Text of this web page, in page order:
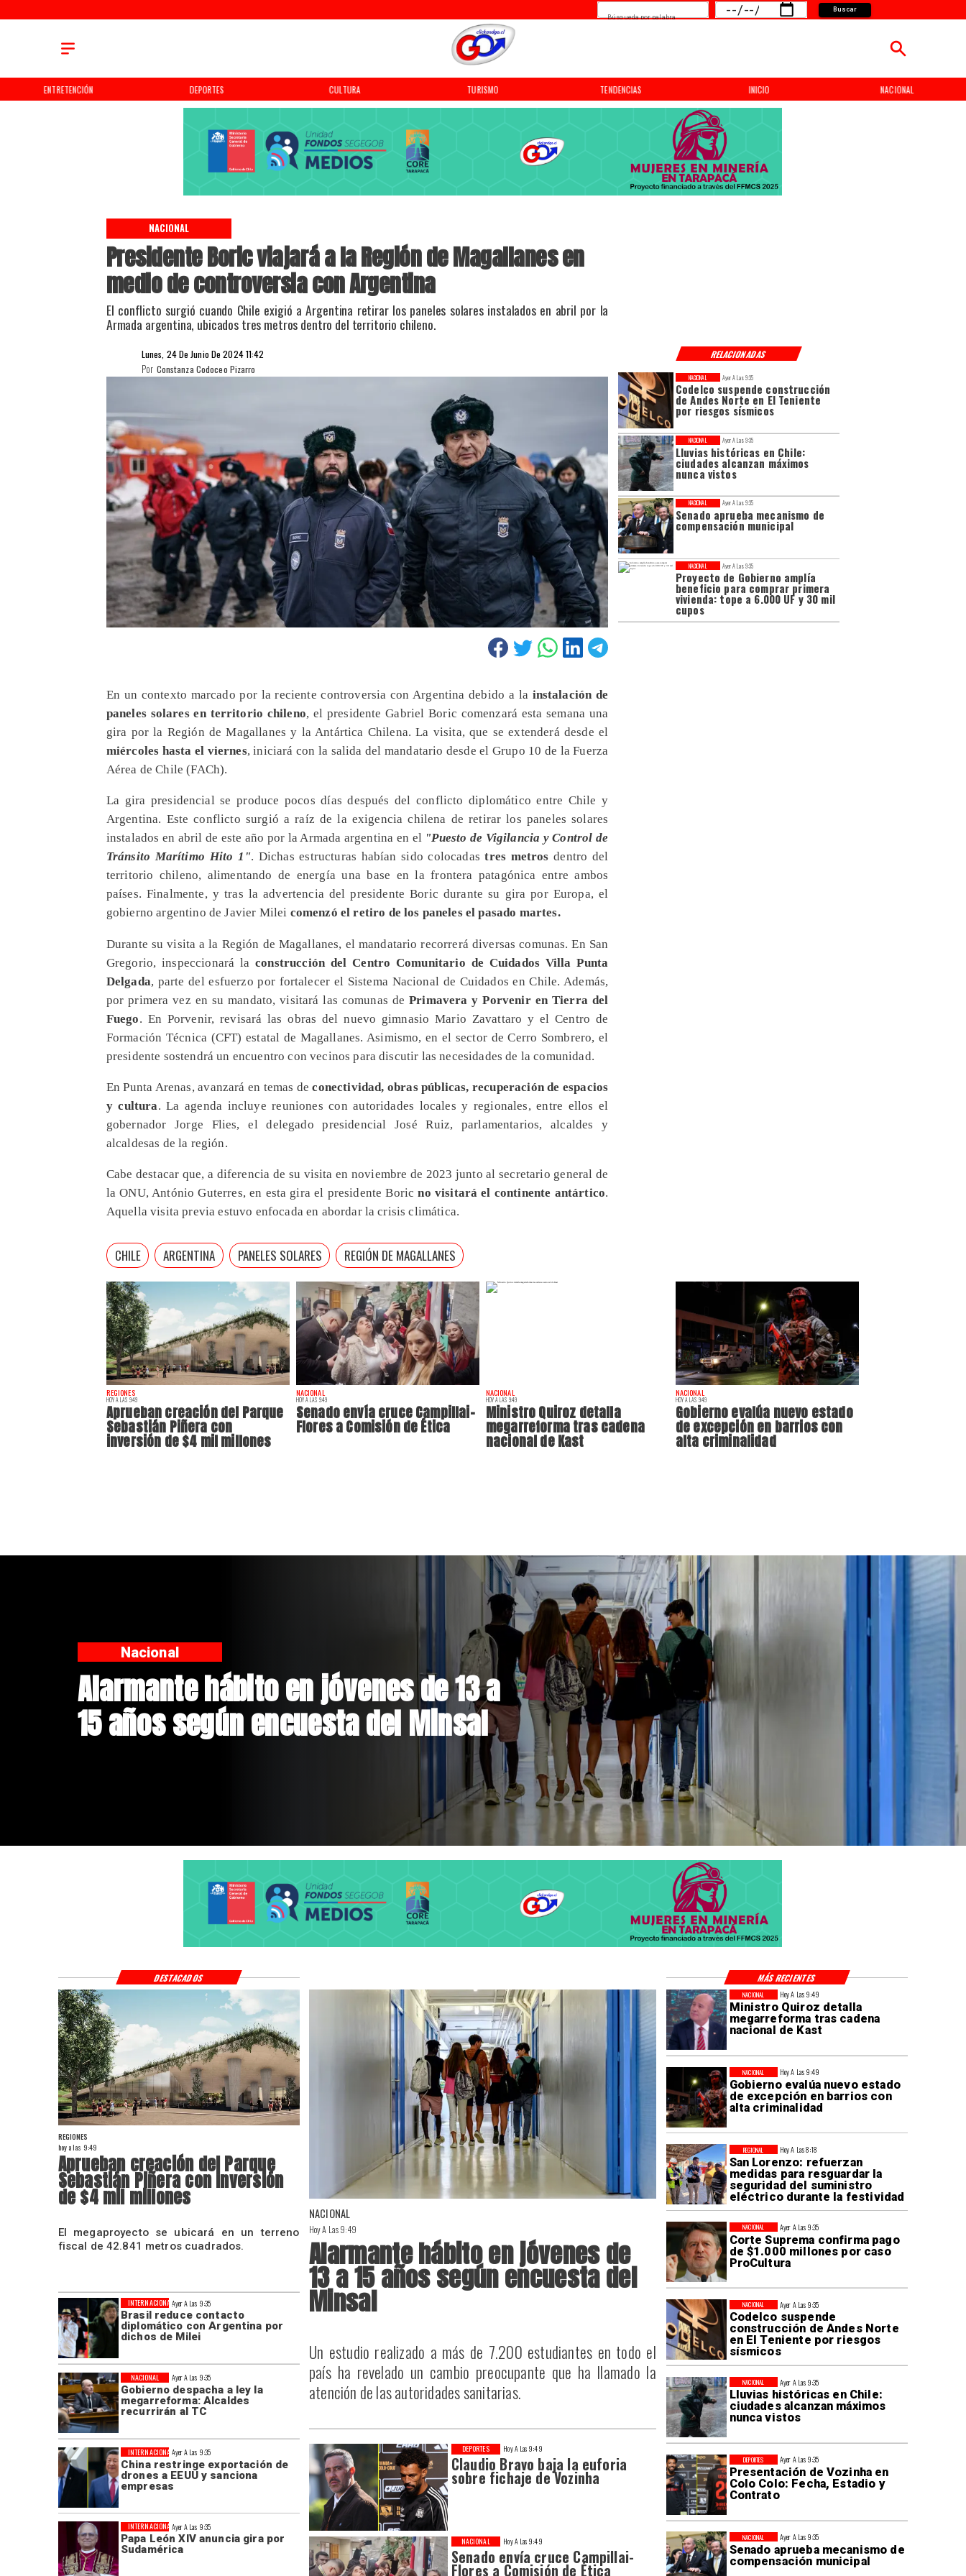
ENTRETENCIÓN DEPORTES CULTURA TURISMO TENDENCIAS INICIO NACIONAL
Buscar
Búsqueda por palabra
Presidente Boric viajará a la Región de Magallanes en
medio de controversia con Argentina
El conflicto surgió cuando Chile exigió a Argentina retirar los paneles solares instalados en abril por la
Armada argentina, ubicados tres metros dentro del territorio chileno.
NACIONAL
RELACIONADAS
Lunes, 24 De Junio De 2024 11:42
Constanza Codoceo Pizarro
Por
REGIONES
HOY A LAS 9:49
Aprueban creación del Parque
Sebastián Piñera con
inversión de $4 mil millones
NACIONAL
HOY A LAS 9:49
Senado envía cruce Campillai-
Flores a Comisión de Ética
NACIONAL
HOY A LAS 9:49
Ministro Quiroz detalla
megarreforma tras cadena
nacional de Kast
NACIONAL
HOY A LAS 9:49
Gobierno evalúa nuevo estado
de excepción en barrios con
alta criminalidad
Ayer A Las 9:35
Codelco suspende construcción
de Andes Norte en El Teniente
por riesgos sísmicos
NACIONAL
Ayer A Las 9:35
Lluvias históricas en Chile:
ciudades alcanzan máximos
nunca vistos
NACIONAL
Ayer A Las 9:35
Senado aprueba mecanismo de
compensación municipal
NACIONAL
Ayer A Las 9:35
Proyecto de Gobierno amplía
beneficio para comprar primera
vivienda: tope a 6.000 UF y 30 mil
cupos
NACIONAL
En un contexto marcado por la reciente controversia con Argentina debido a la instalación de
paneles solares en territorio chileno, el presidente Gabriel Boric comenzará esta semana una
gira por la Región de Magallanes y la Antártica Chilena. La visita, que se extenderá desde el
miércoles hasta el viernes, iniciará con la salida del mandatario desde el Grupo 10 de la Fuerza
Aérea de Chile (FACh).
La gira presidencial se produce pocos días después del conflicto diplomático entre Chile y
Argentina. Este conflicto surgió a raíz de la exigencia chilena de retirar los paneles solares
instalados en abril de este año por la Armada argentina en el "Puesto de Vigilancia y Control de
Tránsito Marítimo Hito 1". Dichas estructuras habían sido colocadastres metros dentro del
territorio chileno, alimentando de energía una base en la frontera patagónica entre ambos
países. Finalmente, y tras la advertencia del presidente Boric durante su gira por Europa, el
gobierno argentino de Javier Milei comenzó el retiro de los paneles el pasado martes.
Durante su visita a la Región de Magallanes, el mandatario recorrerá diversas comunas. En San
Gregorio, inspeccionará laconstrucción del Centro Comunitario de Cuidados Villa Punta
Delgada, parte del esfuerzo por fortalecer el Sistema Nacional de Cuidados en Chile. Además,
por primera vez en su mandato, visitará las comunas dePrimavera y Porvenir en Tierra del
Fuego. En Porvenir, revisará las obras del nuevo gimnasio Mario Zavattaro y el Centro de
Formación Técnica (CFT) estatal de Magallanes. Asimismo, en el sector de Cerro Sombrero, el
presidente sostendrá un encuentro con vecinos para discutir las necesidades de la comunidad.
En Punta Arenas, avanzará en temas de conectividad, obras públicas, recuperación de espacios
y cultura. La agenda incluye reuniones con autoridades locales y regionales, entre ellos el
gobernador Jorge Flies, el delegado presidencial José Ruiz, parlamentarios, alcaldes y
alcaldesas de la región.
Cabe destacar que, a diferencia de su visita en noviembre de 2023 junto al secretario general de
la ONU, António Guterres, en esta gira el presidente Boricno visitará el continente antártico.
Aquella visita previa estuvo enfocada en abordar la crisis climática.
CHILE ARGENTINA PANELES SOLARES REGIÓN DE MAGALLANES
Aprueban creación del Parque
Sebastián Piñera con inversión de
Regiones
Hoy A Las 9:49
Ministro Quiroz detalla
megarreforma tras cadena
nacional de Kast
NACIONAL
Hoy A Las 9:49
Gobierno evalúa nuevo estado
de excepción en barrios con
alta criminalidad
NACIONAL
Hoy A Las 8:18
San Lorenzo: refuerzan
medidas para resguardar la
seguridad del suministro
eléctrico durante la festividad
REGIONAL
Ayer A Las 9:35
Corte Suprema confirma pago
de $1.000 millones por caso
ProCultura
NACIONAL
Ayer A Las 9:35
Codelco suspende
construcción de Andes Norte
en El Teniente por riesgos
sísmicos
NACIONAL
Ayer A Las 9:35
Lluvias históricas en Chile:
ciudades alcanzan máximos
nunca vistos
NACIONAL
Ayer A Las 9:35
Presentación de Vozinha en
Colo Colo: Fecha, Estadio y
Contrato
DEPORTES
Ayer A Las 9:35
Senado aprueba mecanismo de
compensación municipal
NACIONAL
Ayer A Las 9:35
Brasil reduce contacto
diplomático con Argentina por
dichos de Milei
INTERNACIONAL
Ayer A Las 9:35
Gobierno despacha a ley la
megarreforma: Alcaldes
recurrirán al TC
NACIONAL
Ayer A Las 9:35
China restringe exportación de
drones a EEUU y sanciona
empresas
INTERNACIONAL
Ayer A Las 9:35
Papa León XIV anuncia gira por
Sudamérica
INTERNACIONAL
Hoy A Las 9:49
Claudio Bravo baja la euforia
sobre fichaje de Vozinha
DEPORTES
Hoy A Las 9:49
Senado envía cruce Campillai-
Flores a Comisión de Ética
NACIONAL
REGIONES
hoy a las 9:49
Aprueban creación del Parque
Sebastián Piñera con inversión
de $4 mil millones
El megaproyecto se ubicará en un terreno
fiscal de 42.841 metros cuadrados.
NACIONAL
Hoy A Las 9:49
Alarmante hábito en jóvenes de
13 a 15 años según encuesta del
Minsal
Un estudio realizado a más de 7.200 estudiantes en todo el
país ha revelado un cambio preocupante que ha llamado la
atención de las autoridades sanitarias.
DESTACADOS MÁS RECIENTES